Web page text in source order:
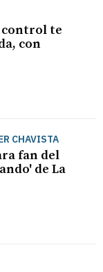
control te
con
CHAVISTA
fan del
de La